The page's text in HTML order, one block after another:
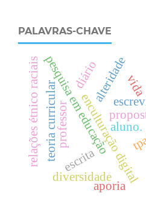
PALAVRAS-CHAVE
enculturação digital
pesquisa em educação
escrita
diversidade
alteridade
teoria curricular
relações étnico raciais vida
professor aluno.
diário
aporia